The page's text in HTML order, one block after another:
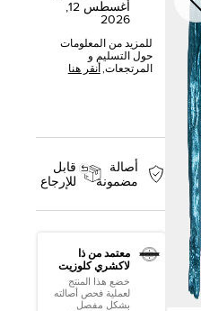
أغسطس 12,
2026
للمزيد من المعلومات
حول التسليم و
المرتجعات, أنقر هنا
أصالة
مضمونة
قابل
للإرجاع
معتمد من ذا
لاكشري كلوزيت
خضع هذا المنتج
لعملية فحص أصالته
بشكل مفصل